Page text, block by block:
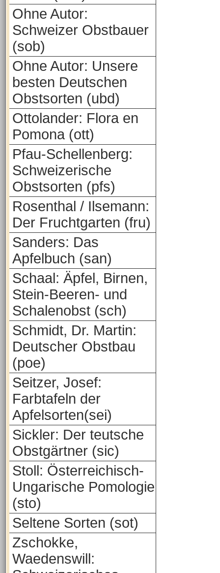
Ohne Autor:
Schweizer Obstbauer
(sob)
Ohne Autor: Unsere
besten Deutschen
Obstsorten (ubd)
Ottolander: Flora en
Pomona (ott)
Pfau-Schellenberg:
Schweizerische
Obstsorten (pfs)
Rosenthal / Ilsemann:
Der Fruchtgarten (fru)
Sanders: Das
Apfelbuch (san)
Schaal: Äpfel, Birnen,
Stein-Beeren- und
Schalenobst (sch)
Schmidt, Dr. Martin:
Deutscher Obstbau
(poe)
Seitzer, Josef:
Farbtafeln der
Apfelsorten(sei)
Sickler: Der teutsche
Obstgärtner (sic)
Stoll: Österreichisch-
Ungarische Pomologie
(sto)
Seltene Sorten (sot)
Zschokke,
Waedenswill: